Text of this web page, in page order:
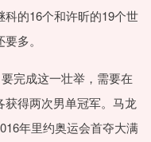
的16个和许昕的19个世
多。
完成这一壮举，需要在
得两次男单冠军。马龙
年里约奥运会首夺大满